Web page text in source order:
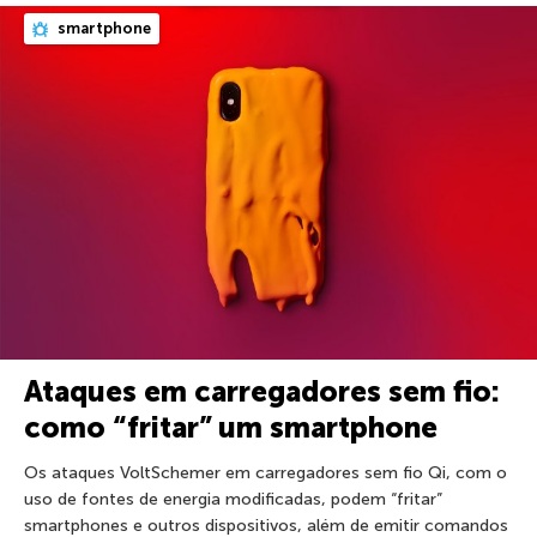
smartphone
Ataques em carregadores sem fio:
como “fritar” um smartphone
Os ataques VoltSchemer em carregadores sem fio Qi, com o
uso de fontes de energia modificadas, podem “fritar”
smartphones e outros dispositivos, além de emitir comandos